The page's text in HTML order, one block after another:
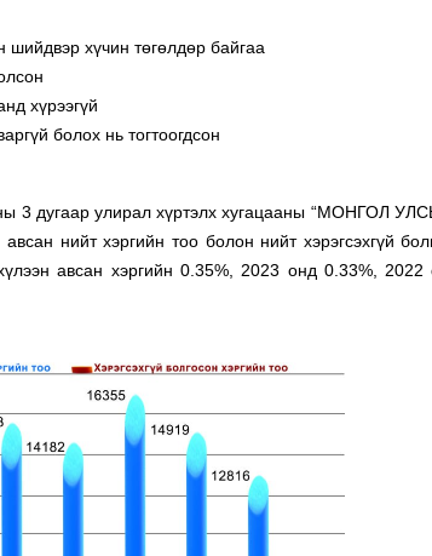
хүчин төгөлдөр байгаа
хүрээгүй
болох нь тогтоогдсон
3 дугаар улирал хүртэлх хугацааны “МОНГОЛ
нийт хэргийн тоо болон нийт хэрэгсэхгүй
авсан хэргийн 0.35%, 2023 онд 0.33%,